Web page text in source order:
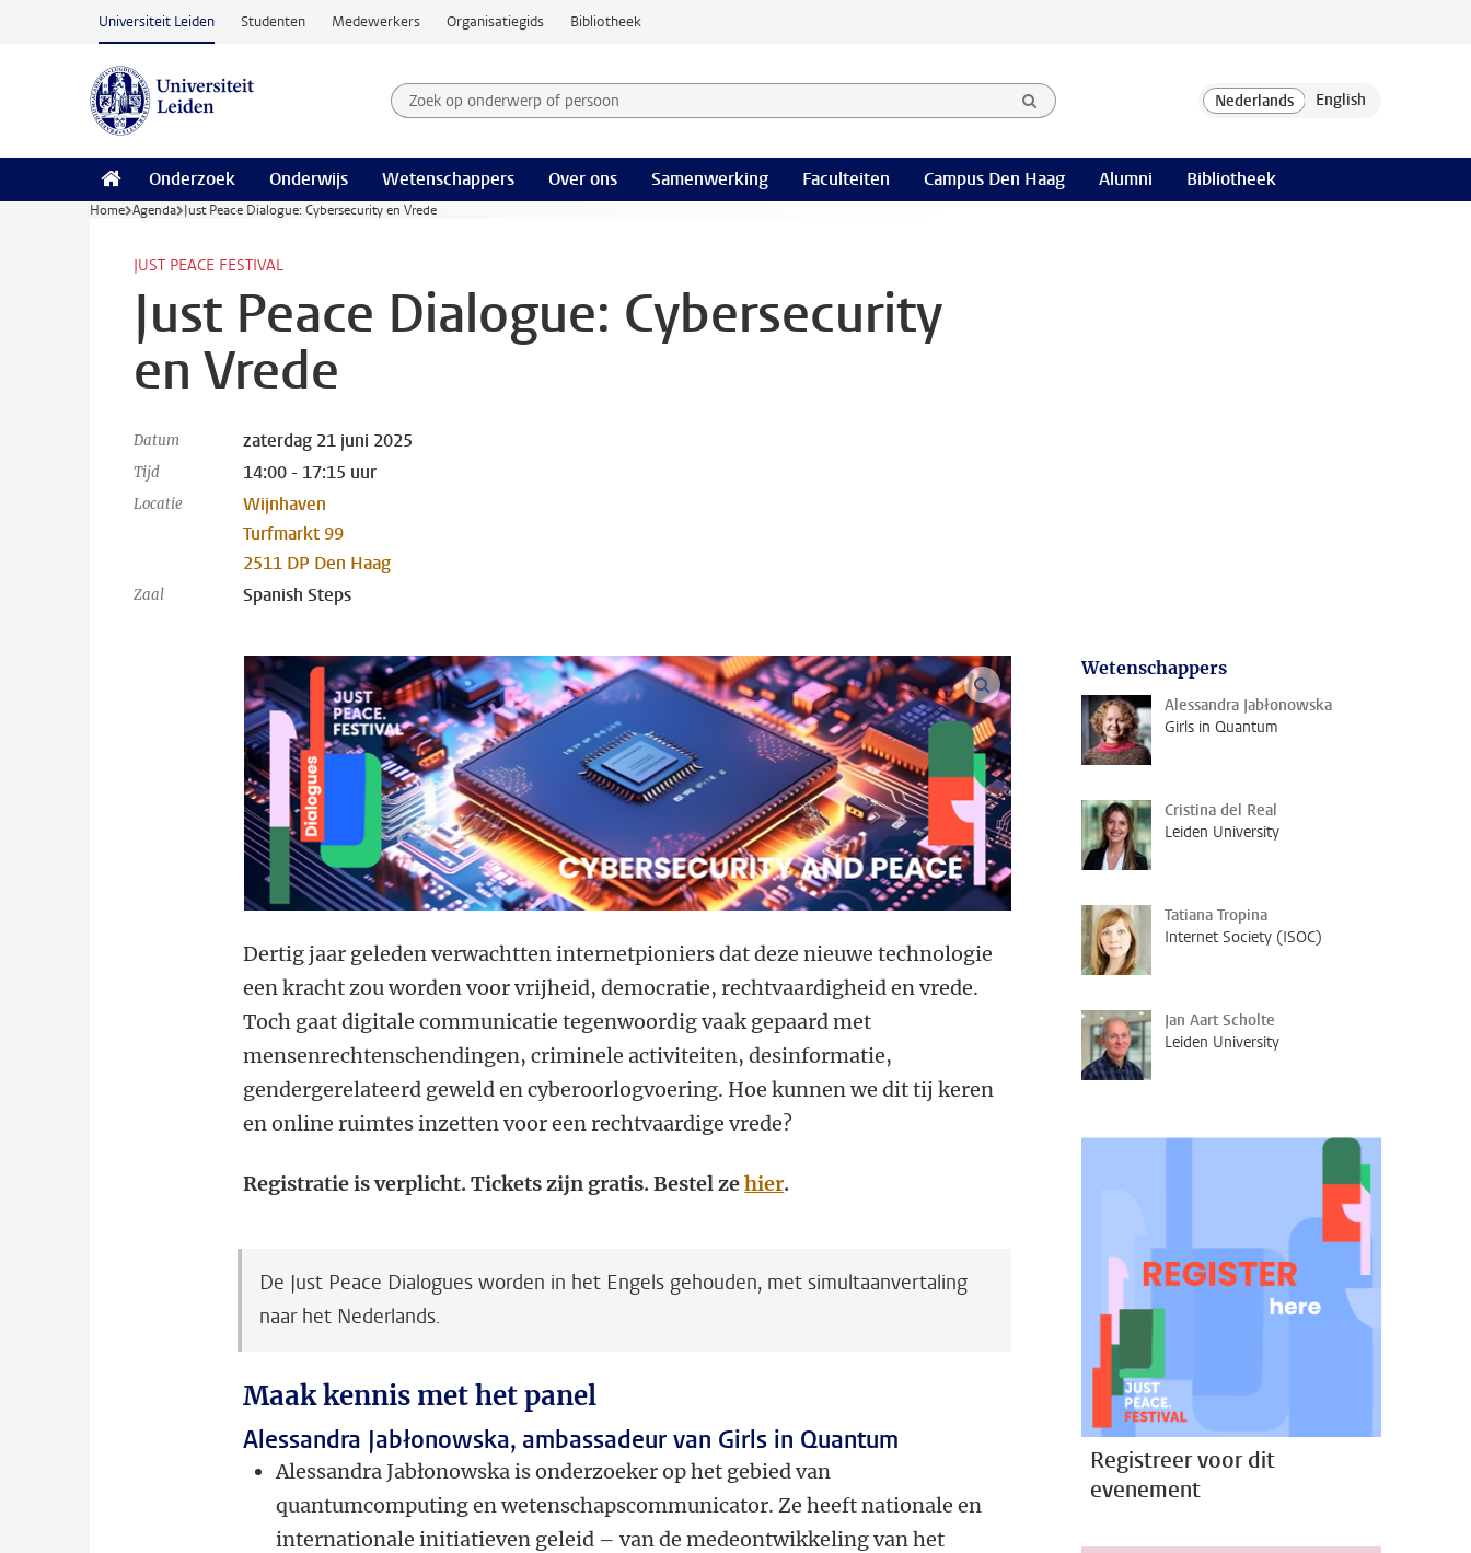
Ga naar hoofdinhoud
Universiteit Leiden Studenten Medewerkers Organisatiegids Bibliotheek
Zoek op onderwerp of persoon en selecteer categorie
Zoekterm
Onderzoek Onderwijs Wetenschappers Over ons Samenwerking Faculteiten Campus Den Haag Alumni Bibliotheek
Home Agenda Just Peace Dialogue: Cybersecurity en Vrede
JUST PEACE FESTIVAL
Just Peace Dialogue: Cybersecurity
en Vrede
Datum zaterdag 21 juni 2025
Tijd 14:00 - 17:15 uur
Locatie
Wijnhaven
Turfmarkt 99
2511 DP Den Haag
Zaal Spanish Steps
vergroot afbeeldingen
Dertig jaar geleden verwachtten internetpioniers dat deze nieuwe technologie
een kracht zou worden voor vrijheid, democratie, rechtvaardigheid en vrede.
Toch gaat digitale communicatie tegenwoordig vaak gepaard met
mensenrechtenschendingen, criminele activiteiten, desinformatie,
gendergerelateerd geweld en cyberoorlogvoering. Hoe kunnen we dit tij keren
en online ruimtes inzetten voor een rechtvaardige vrede?
Registratie is verplicht. Tickets zijn gratis. Bestel zehier.
De Just Peace Dialogues worden in het Engels gehouden, met simultaanvertaling
naar het Nederlands.
Maak kennis met het panel
Alessandra Jabłonowska, ambassadeur van Girls in Quantum
Alessandra Jabłonowska is onderzoeker op het gebied van
quantumcomputing en wetenschapscommunicator. Ze heeft nationale en
internationale initiatieven geleid – van de medeontwikkeling van het
Wetenschappers
Alessandra Jabłonowska
Girls in Quantum
Cristina del Real
Leiden University
Tatiana Tropina
Internet Society (ISOC)
Jan Aart Scholte
Leiden University
Registreer voor dit
evenement